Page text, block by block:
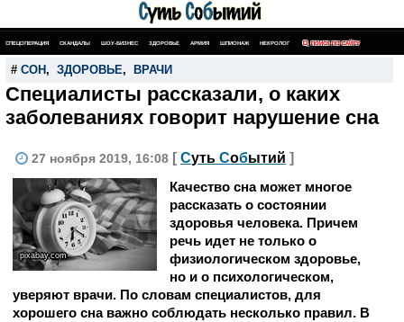
СПЕЦОПЕРАЦИЯ СКАНДАЛЫ ШОУ-БИЗНЕС ЗДОРОВЬЕ АРМИЯ ШПИОНАЖ НЕКРОЛОГ ПОИСК ПО САЙТУ
# СОН , ЗДОРОВЬЕ, ВРАЧИ
Специалисты рассказали, о каких
заболеваниях говорит нарушение сна
27 ноября 2019, 16:08 [ Суть Событий ]
pixabay.com
Качество сна может многое
рассказать о состоянии
здоровья человека. Причем
речь идет не только о
физиологическом здоровье,
но и о психологическом,
уверяют врачи. По словам специалистов, для
хорошего сна важно соблюдать несколько правил. В